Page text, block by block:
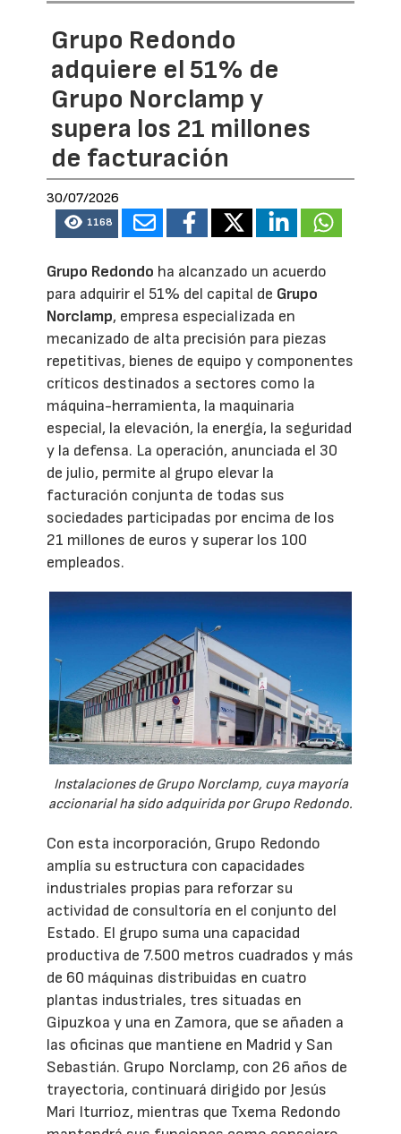
Grupo Redondo
adquiere el 51% de
Grupo Norclamp y
supera los 21 millones
de facturación
30/07/2026
1168
Grupo Redondo ha alcanzado un acuerdo
para adquirir el 51% del capital de Grupo
Norclamp, empresa especializada en
mecanizado de alta precisión para piezas
repetitivas, bienes de equipo y componentes
críticos destinados a sectores como la
máquina-herramienta, la maquinaria
especial, la elevación, la energía, la seguridad
y la defensa. La operación, anunciada el 30
de julio, permite al grupo elevar la
facturación conjunta de todas sus
sociedades participadas por encima de los
21 millones de euros y superar los 100
empleados.
Instalaciones de Grupo Norclamp, cuya mayoría
accionarial ha sido adquirida por Grupo Redondo.
Con esta incorporación, Grupo Redondo
amplía su estructura con capacidades
industriales propias para reforzar su
actividad de consultoría en el conjunto del
Estado. El grupo suma una capacidad
productiva de 7.500 metros cuadrados y más
de 60 máquinas distribuidas en cuatro
plantas industriales, tres situadas en
Gipuzkoa y una en Zamora, que se añaden a
las oficinas que mantiene en Madrid y San
Sebastián. Grupo Norclamp, con 26 años de
trayectoria, continuará dirigido por Jesús
Mari Iturrioz, mientras que Txema Redondo